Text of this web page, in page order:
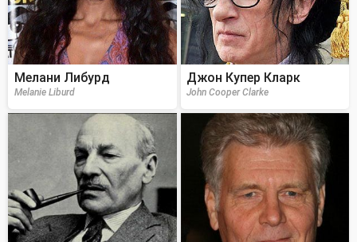
Мелани Либурд
Melanie Liburd
Джон Купер Кларк
John Cooper Clarke